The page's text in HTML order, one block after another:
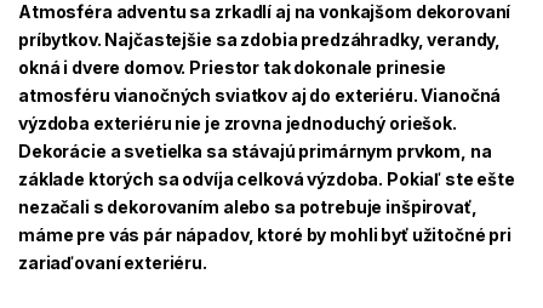
Atmosféra adventu sa zrkadlí aj na vonkajšom dekorovaní
príbytkov. Najčastejšie sa zdobia predzáhradky, verandy,
okná i dvere domov. Priestor tak dokonale prinesie
atmosféru vianočných sviatkov aj do exteriéru. Vianočná
výzdoba exteriéru nie je zrovna jednoduchý oriešok.
Dekorácie a svetielka sa stávajú primárnym prvkom, na
základe ktorých sa odvíja celková výzdoba. Pokiaľ ste ešte
nezačali s dekorovaním alebo sa potrebuje inšpirovať,
máme pre vás pár nápadov, ktoré by mohli byť užitočné pri
zariaďovaní exteriéru.